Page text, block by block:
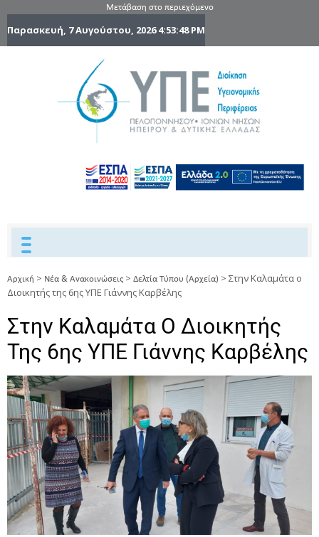
Μετάβαση στο περιεχόμενο
Παρασκευή, 7 Αυγούστου, 20264:53:49 PM
Ηπείρου
Δυτικής
Ελλάδας
Αρχική > Νέα & Ανακοινώσεις > Δελτία Τύπου (Αρχεία) > Στην Καλαμάτα ο
Διοικητής της 6ης ΥΠΕ Γιάννης Καρβέλης
Στην Καλαμάτα Ο Διοικητής
Της 6ης ΥΠΕ Γιάννης Καρβέλης